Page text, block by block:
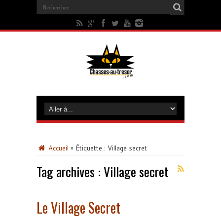
Accueil » Étiquette : Village secret
Tag archives :Village secret
Le Village Secret